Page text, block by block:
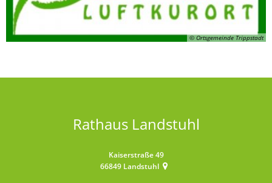
© Ortsgemeinde Trippstadt
Rathaus Landstuhl
Kaiserstraße 49
66849 Landstuhl